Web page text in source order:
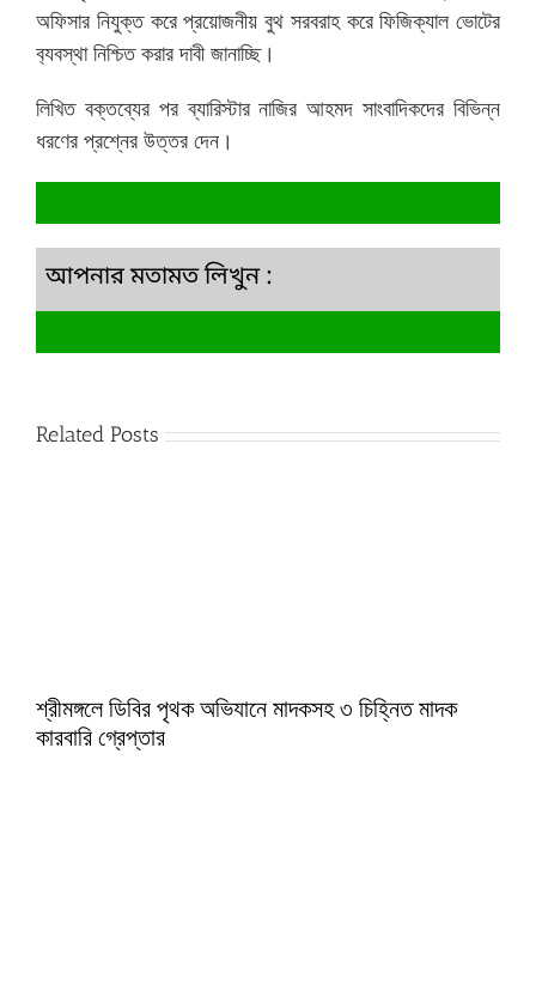
অফিসার নিযুক্ত করে প্রয়োজনীয় বুথ সরবরাহ করে ফিজিক্যাল ভোটের
ব‍্যবস্থা নিশ্চিত করার দাবী জানাচ্ছি।
লিখিত বক্তব্যের পর ব্যারিস্টার নাজির আহমদ সাংবাদিকদের বিভিন্ন
ধরণের প্রশ্নের উত্তর দেন।
আপনার মতামত লিখুন :
Related Posts
শ্রীমঙ্গলে ডিবির পৃথক অভিযানে মাদকসহ ৩ চিহ্নিত মাদক
কারবারি গ্রেপ্তার